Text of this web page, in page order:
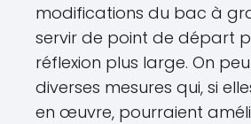
modifications du bac à
servir de point de départ
réflexion plus large. On
diverses mesures qui, si
en œuvre, pourraient